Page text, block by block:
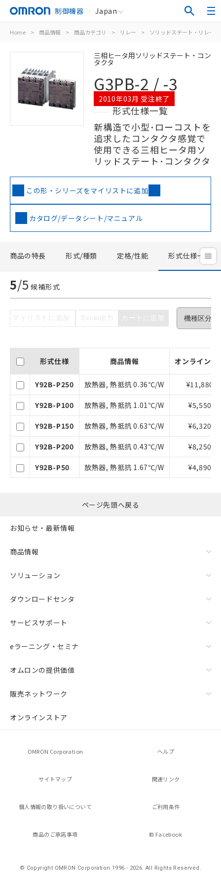
制御機器 Japan
Home > 商品情報 > 商品カテゴリ > リレー > ソリッドステート・リレー
三相ヒータ用ソリッドステート・コン
タクタ
G3PB-2 / -3
2010年03月 受注終了
形式仕様一覧
新構造で小型･ローコストを
追求したコンタクタ感覚で
使用できる三相ヒータ用ソ
リッドステート･コンタクタ
この形・シリーズをマイリストに追加
カタログ/データシート/マニュアル
商品の特長 形式/種類 定格/性能 形式仕様一覧
5/5 候補形式
マイリストに追加 Excel出力 カートに追加
形式仕様 商品情報 オンライン価
Y92B-P250 放熱器, 熱抵抗 0.36℃/W ¥11,880
Y92B-P100 放熱器, 熱抵抗 1.01℃/W ¥5,550
Y92B-P150 放熱器, 熱抵抗 0.63℃/W ¥6,320
Y92B-P200 放熱器, 熱抵抗 0.43℃/W ¥8,250
Y92B-P50 放熱器, 熱抵抗 1.67℃/W ¥4,890
ページ先頭へ戻る
お知らせ・最新情報
商品情報
ソリューション
ダウンロードセンタ
サービスサポート
eラーニング・セミナ
オムロンの提供価値
販売ネットワーク
オンラインストア
OMRON Corporation ヘルプ
サイトマップ 関連リンク
個人情報の取り扱いについて ご利用条件
商品のご承諾事項 Facebook
© Copyright OMRON Corporation 1996 - 2026.All Rights Reserved.
号
○ 一定数以上の在庫あり
いては、お客様のお取引先、ま
空
ご利用条件
以下の条件をお読みいただき、同意のうえ
ご利用ください。
商品の当社在庫状況および標準価格(税
抜)を提供させていただくものです。
当社制御機器事業取扱商品の中には、
本サービスの対象外となる商品もある
ことをご了承ください。
在庫状況および標準価格照会結果は、
記載している更新日時点での社内デー
タに基づき作成されるものであり、閲
覧された時点での実際の在庫および標
準価格とは異なる場合があることをご
了承ください。
正式な納期状況および標準価格はお客
様のお取引先、またはお客様担当のオ
ご相談ください。
オムロン制御機器販売店や当社販売拠
ください。
マイパーツ機能（部品リスト作成サー
あります。
登録された部品リストについて、当社
品・サービスに関するお客様との取
をご了承ください。
※当社の共同利用者とは、
用者の範囲」に記載されている法人を